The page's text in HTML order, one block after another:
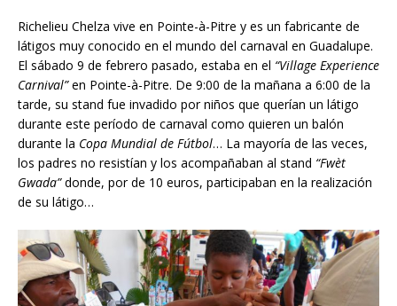
Richelieu Chelza vive en Pointe-à-Pitre y es un fabricante de
látigos muy conocido en el mundo del carnaval en Guadalupe.
El sábado 9 de febrero pasado, estaba en el “Village Experience
Carnival”en Pointe-à-Pitre. De 9:00 de la mañana a 6:00 de la
tarde, su stand fue invadido por niños que querían un látigo
durante este período de carnaval como quieren un balón
durante la Copa Mundial de Fútbol… La mayoría de las veces,
los padres no resistían y los acompañaban al stand “Fwèt
Gwada”donde, por de 10 euros, participaban en la realización
de su látigo…